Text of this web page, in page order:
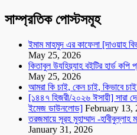
সাম্প্রতিক পোস্টসমূহ
ইমাম মাহমুদ এর কাফেলা [দাওয়াহ
May 25, 2026
কিতাবুল উযহিয়্যাহ বইটির হার্ড
May 25, 2026
আমরা কি চাই, কেন চাই, কিভাবে
[১৪৪৭ হিজরী/২০২৬ ঈসায়ী] সারা
ইমেজ ডাউনলোড] February 13,
তরজমায়ে সূরহ মুহাম্মাদ -হাবীবুল্লাহ
January 31, 2026